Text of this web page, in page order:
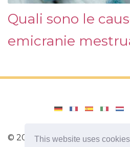
This website uses
Quali sono le
emicranie
© 2026Amenajari